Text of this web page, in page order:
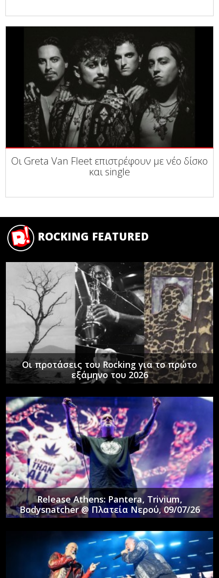
Οι Greta Van Fleet επιστρέφουν με νέο δίσκο
και single
ROCKING FEATURED
Οι προτάσεις του Rocking για το πρώτο
εξάμηνο του 2026
Release Athens: Pantera, Trivium,
Bodysnatcher @ Πλατεία Νερού, 09/07/26